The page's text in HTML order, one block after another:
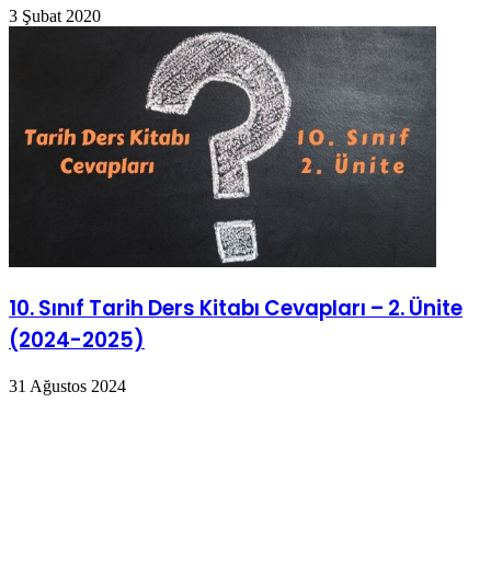
3 Şubat 2020
10. Sınıf Tarih Ders Kitabı Cevapları – 2. Ünite
(2024-2025)
31 Ağustos 2024